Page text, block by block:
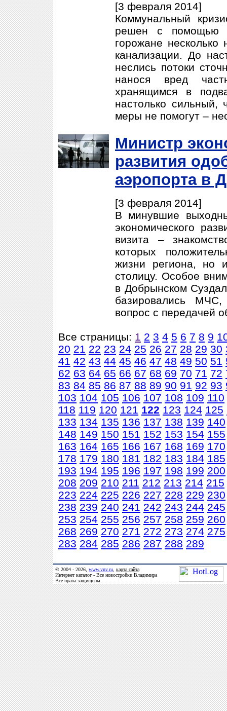
[3 февраля 2014]
Коммунальный
решен с помощью
горожане несколько
канализации. До
неслись потоки
нанося вред
хранящимся в
настолько сильный,
меры не помогут –
Министр
развития
аэропорта в
[3 февраля 2014]
В минувшие
экономического
визита –
которых
жизни региона, но
столицу. Особое
в Добрынском
базировались
вопрос с передачей
Все страницы: 1 2 3 4 5 6 7 8 9
20 21 22 23 24 25 26 27 28 29 30
41 42 43 44 45 46 47 48 49 50 51
62 63 64 65 66 67 68 69 70 71 72
83 84 85 86 87 88 89 90 91 92 93
103 104 105 106 107 108 109 110
118 119 120 121 122 123 124 125
133 134 135 136 137 138 139 140
148 149 150 151 152 153 154 155
163 164 165 166 167 168 169 170
178 179 180 181 182 183 184 185
193 194 195 196 197 198 199 200
208 209 210 211 212 213 214 215
223 224 225 226 227 228 229 230
238 239 240 241 242 243 244 245
253 254 255 256 257 258 259 260
268 269 270 271 272 273 274 275
283 284 285 286 287 288 289
© 2004 - 2026, www.vnv.ru карта сайта
Интернет каталог - Все новостройки Владимира
Все права защищены.